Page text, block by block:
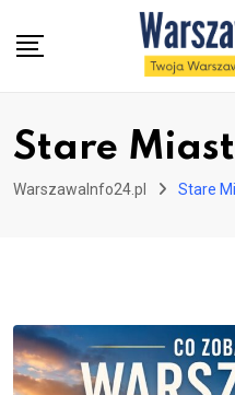
Stare
WarszawaInfo24.pl Stare